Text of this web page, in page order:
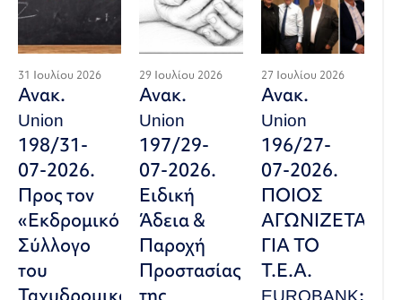
31 Ιουλίου 2026
Ανακ.
Union
198/31-
07-2026.
Προς τον
«Εκδρομικό
Σύλλογο
του
Ταχυδρομικού
29 Ιουλίου 2026
Ανακ.
Union
197/29-
07-2026.
Ειδική
Άδεια &
Παροχή
Προστασίας
της
27 Ιουλίου 2026
Ανακ.
Union
196/27-
07-2026.
ΠΟΙΟΣ
ΑΓΩΝΙΖΕΤΑΙ
ΓΙΑ ΤΟ
Τ.Ε.Α.
EUROBANK;